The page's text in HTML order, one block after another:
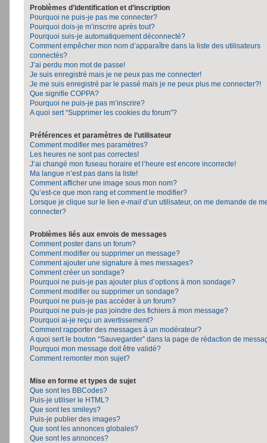
Problèmes d’identification et d’inscription
Pourquoi ne puis-je pas me connecter?
Pourquoi dois-je m’inscrire après tout?
Pourquoi suis-je automatiquement déconnecté?
Comment empêcher mon nom d’apparaître dans la liste des utilisateurs
connectés?
J’ai perdu mon mot de passe!
Je suis enregistré mais je ne peux pas me connecter!
Je me suis enregistré par le passé mais je ne peux plus me connecter?!
Que signifie COPPA?
Pourquoi ne puis-je pas m’inscrire?
A quoi sert “Supprimer les cookies du forum”?
Préférences et paramètres de l’utilisateur
Comment modifier mes paramètres?
Les heures ne sont pas correctes!
J’ai changé mon fuseau horaire et l’heure est encore incorrecte!
Ma langue n’est pas dans la liste!
Comment afficher une image sous mon nom?
Qu’est-ce que mon rang et comment le modifier?
Lorsque je clique sur le lien e-mail d’un utilisateur, on me demande de
connecter?
Problèmes liés aux envois de messages
Comment poster dans un forum?
Comment modifier ou supprimer un message?
Comment ajouter une signature à mes messages?
Comment créer un sondage?
Pourquoi ne puis-je pas ajouter plus d’options à mon sondage?
Comment modifier ou supprimer un sondage?
Pourquoi ne puis-je pas accéder à un forum?
Pourquoi ne puis-je pas joindre des fichiers à mon message?
Pourquoi ai-je reçu un avertissement?
Comment rapporter des messages à un modérateur?
A quoi sert le bouton “Sauvegarder” dans la page de rédaction de
Pourquoi mon message doit être validé?
Comment remonter mon sujet?
Mise en forme et types de sujet
Que sont les BBCodes?
Puis-je utiliser le HTML?
Que sont les smileys?
Puis-je publier des images?
Que sont les annonces globales?
Que sont les annonces?